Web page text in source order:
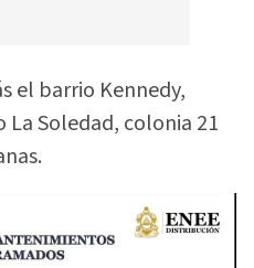
el barrio Kennedy,
Soledad, colonia 21